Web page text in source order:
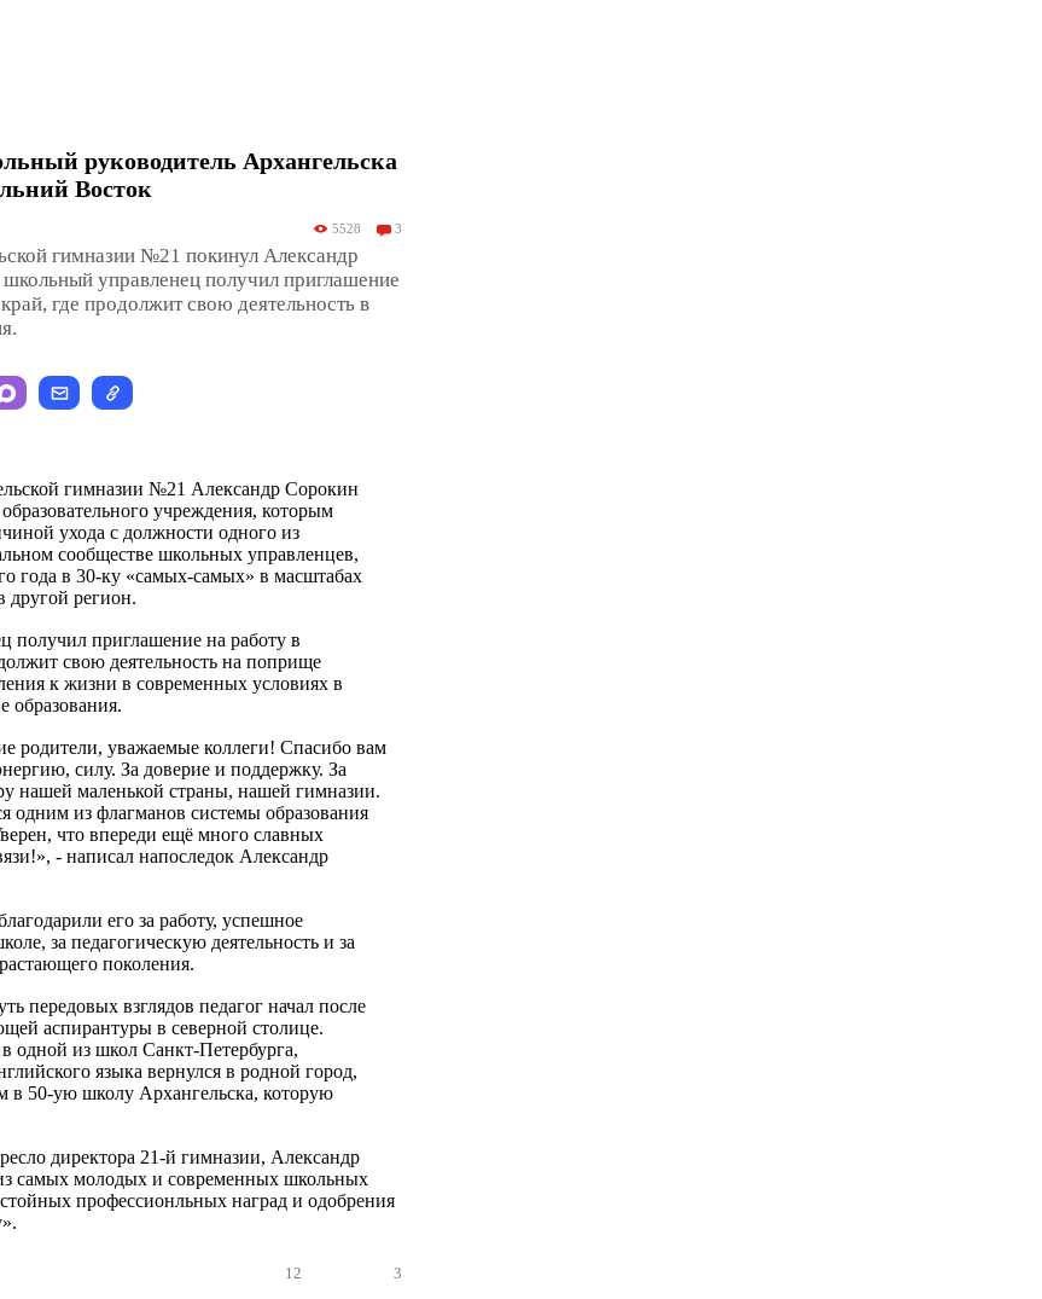
руководитель Архангельска
Восток
5528 3
гимназии №21 покинул Александр
управленец получил приглашение
где продолжит свою деятельность в
гимназии №21 Александр Сорокин
учреждения, которым
ухода с должности одного из
сообществе школьных управленцев,
года в 30-ку «самых-самых» в масштабах
другой регион.
получил приглашение на работу в
свою деятельность на поприще
к жизни в современных условиях в
образования.
родители, уважаемые коллеги! Спасибо вам
силу. За доверие и поддержку. За
нашей маленькой страны, нашей гимназии.
одним из флагманов системы образования
что впереди ещё много славных
- написал напоследок Александр
его за работу, успешное
за педагогическую деятельность и за
поколения.
передовых взглядов педагог начал после
аспирантуры в северной столице.
одной из школ Санкт-Петербурга,
языка вернулся в родной город,
в 50-ую школу Архангельска, которую
директора 21-й гимназии, Александр
самых молодых и современных школьных
профессионльных наград и одобрения
12 3